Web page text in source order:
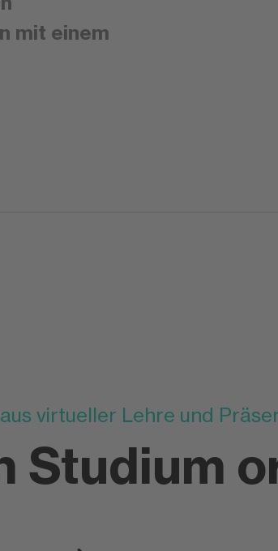
mit einem
virtueller Lehre und
Studium